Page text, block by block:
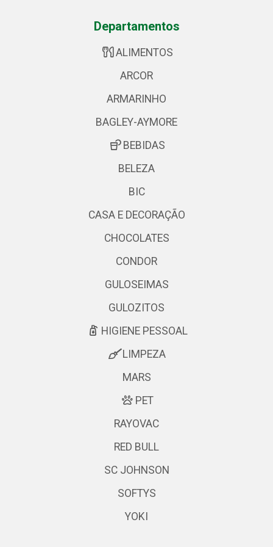
Departamentos
ALIMENTOS
ARCOR
ARMARINHO
BAGLEY-AYMORE
BEBIDAS
BELEZA
BIC
CASA E DECORAÇÃO
CHOCOLATES
CONDOR
GULOSEIMAS
GULOZITOS
HIGIENE PESSOAL
LIMPEZA
MARS
PET
RAYOVAC
RED BULL
SC JOHNSON
SOFTYS
YOKI